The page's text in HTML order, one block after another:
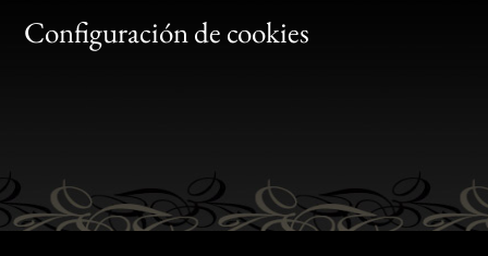
Configuración de cookies